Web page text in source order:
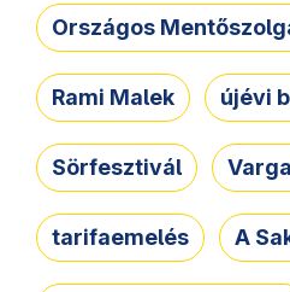
Országos
Rami Malek újévi
Sörfesztivál
tarifaemelés A